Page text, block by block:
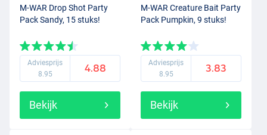
M-WAR Drop Shot Party
Pack Sandy, 15 stuks!
Adviesprijs
8.95
4.88
Bekijk
M-WAR Creature Bait Party
Pack Pumpkin, 9 stuks!
Adviesprijs
8.95
3.83
Bekijk